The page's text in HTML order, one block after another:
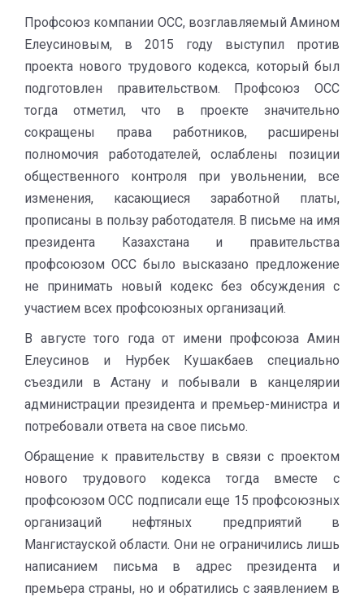
Профсоюз компании ОСС, возглавляемый Амином
Елеусиновым, в 2015 году выступил против
проекта нового трудового кодекса, который был
подготовлен правительством. Профсоюз ОСС
тогда отметил, что в проекте значительно
сокращены права работников, расширены
полномочия работодателей, ослаблены позиции
общественного контроля при увольнении, все
изменения, касающиеся заработной платы,
прописаны в пользу работодателя. В письме на имя
президента Казахстана и правительства
профсоюзом ОСС было высказано предложение
не принимать новый кодекс без обсуждения с
участием всех профсоюзных организаций.
В августе того года от имени профсоюза Амин
Елеусинов и Нурбек Кушакбаев специально
съездили в Астану и побывали в канцелярии
администрации президента и премьер-министра и
потребовали ответа на свое письмо.
Обращение к правительству в связи с проектом
нового трудового кодекса тогда вместе с
профсоюзом ОСС подписали еще 15 профсоюзных
организаций нефтяных предприятий в
Мангистауской области. Они не ограничились лишь
написанием письма в адрес президента и
премьера страны, но и обратились с заявлением в